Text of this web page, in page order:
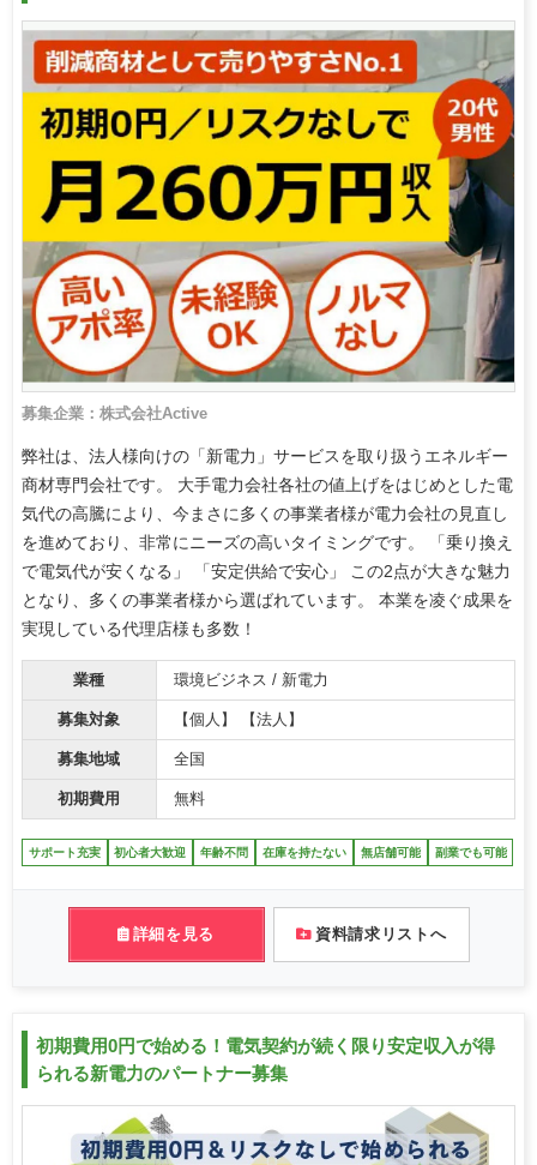
募集企業：株式会社Active
弊社は、法人様向けの「新電力」サービスを取り扱うエネルギー
商材専門会社です。 大手電力会社各社の値上げをはじめとした電
気代の高騰により、今まさに多くの事業者様が電力会社の見直し
を進めており、非常にニーズの高いタイミングです。 「乗り換え
で電気代が安くなる」 「安定供給で安心」 この2点が大きな魅力
となり、多くの事業者様から選ばれています。 本業を凌ぐ成果を
実現している代理店様も多数！
業種 環境ビジネス / 新電力
募集対象 【個人】 【法人】
募集地域 全国
初期費用 無料
サポート充実 初心者大歓迎 年齢不問 在庫を持たない 無店舗可能 副業でも可能
詳細を見る 資料請求リストへ
初期費用0円で始める！電気契約が続く限り安定収入が得
られる新電力のパートナー募集